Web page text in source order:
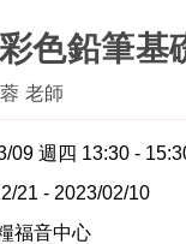
色鉛筆基
老師
09 週四 13:30 -
21 - 2023/02/10
福音中心